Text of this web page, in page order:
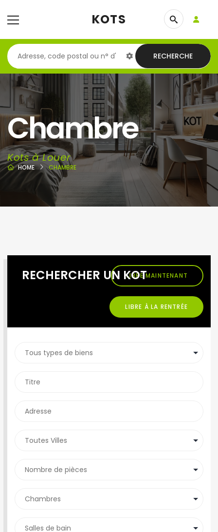
KOTS
RECHERCHE
Chambre
Kots à Louer
HOME CHAMBRE
RECHERCHER UN KOTLIBRE MAINTENANT
LIBRE À LA RENTRÉE